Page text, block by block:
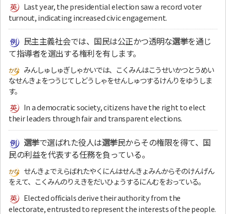
Last year, the presidential election saw a record voter
turnout, indicating increased civic engagement.
民主主義社会では、国民は公正かつ透明な選挙を通じ
て指導者を選出する権利を有します。
みんしゅしゅぎしゃかいでは、こくみんはこうせいかつとうめい
なせんきょをつうじてしどうしゃをせんしゅつするけんりをゆうしま
す。
In a democratic society, citizens have the right to elect
their leaders through fair and transparent elections.
選挙で選ばれた役人は選挙民からその権限を得て、国
民の利益を代表する任務を負っている。
せんきょでえらばれたやくにんはせんきょみんからそのけんげん
をえて、こくみんのりえきをだいひょうするにんむをおっている。
Elected officials derive their authority from the
electorate, entrusted to represent the interests of the people.